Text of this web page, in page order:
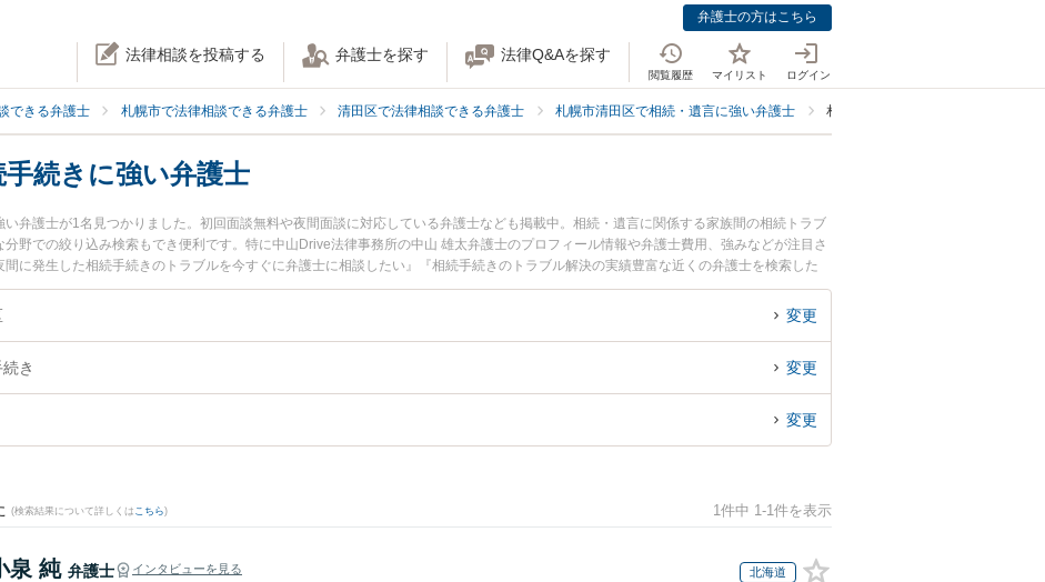
弁護士の方はこちら
法律相談を投稿する 弁護士を探す 法律Q&Aを探す
閲覧履歴 マイリスト ログイン
できる弁護士 札幌市で法律相談できる弁護士 清田区で法律相談できる弁護士 札幌市清田区で相続・遺言に強い弁護士 札幌市清田区で相続手続きに強い弁
続きに強い弁護士
弁護士が1名見つかりました。初回面談無料や夜間面談に対応している弁護士なども掲載中。相続・遺言に関係する家族間の相続トラブ
野での絞り込み検索もでき便利です。特に中山Drive法律事務所の中山 雄太弁護士のプロフィール情報や弁護士費用、強みなどが注目さ
に発生した相続手続きのトラブルを今すぐに弁護士に相談したい』『相続手続きのトラブル解決の実績豊富な近くの弁護士を検索した
談できる札幌市清田区内の弁護士に相談予約したい』などでお困りの相談者さんにおすすめです。
変更
き 変更
変更
(検索結果について詳しくは こちら) 1件中 1-1件を表示
泉 純 弁護士 インタビューを見る 北海道